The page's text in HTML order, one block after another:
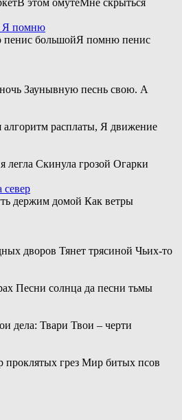
этом омутеМне скрыться
Я помню
большойЯ помню пенис
Заунывную песнь свою. А
алгоритм расплаты, Я движение
легла Скинула грозой Огарки
держим домой Как ветры
дворов Тянет трясиной Чьих-то
Песни солнца да песни тьмы
дела: Твари Твои – черти
грез Мир битых псов